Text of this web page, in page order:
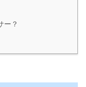
ー？